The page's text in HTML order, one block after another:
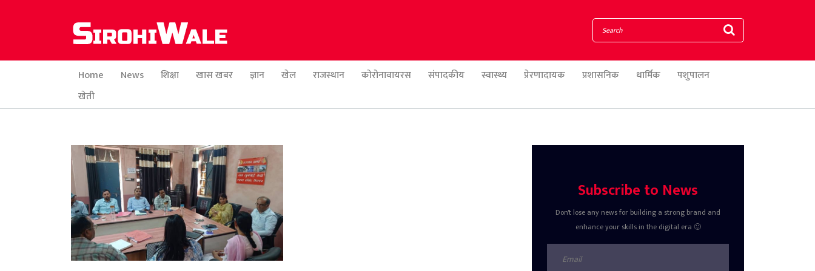
Home News शिक्षा खास खबर ज्ञान खेल राजस्थान कोरोनावायरस संपादकीय स्वास्थ्य प्रेरणादायक प्रशासनिक धार्मिक
पशुपालन
खेती
Subscribe to News
Don't lose any news for building a strong brand and
enhance your skills in the digital era 🙂